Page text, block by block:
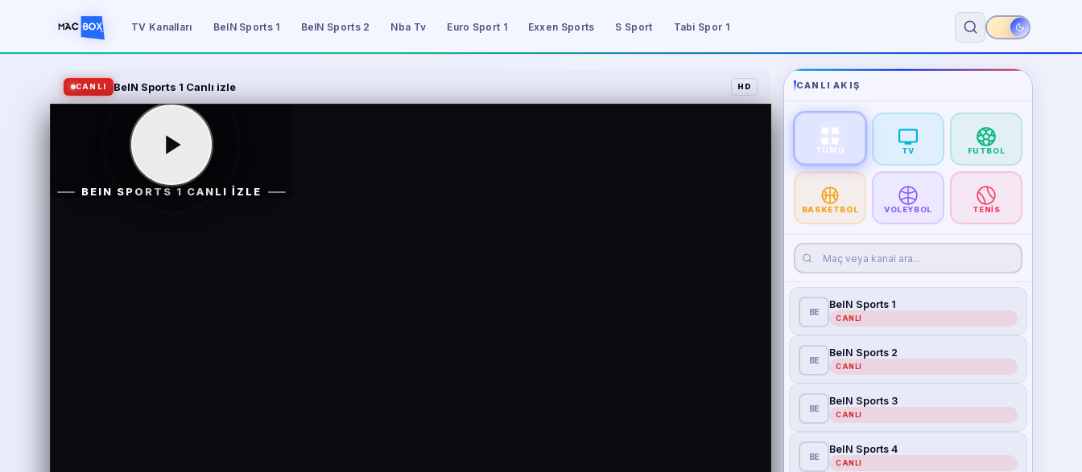
TV Kanalları BeIN Sports 1 BeIN Sports 2 Nba Tv Euro Sport 1 Exxen Sports S Sport Tabi Spor 1
CANLI BeIN Sports 1 Canlı izle HD
BEIN SPORTS 1 CANLI IZLE
CANLI AKIŞ
TÜMÜ TV FUTBOL
BASKETBOL VOLEYBOL TENIS
BE
BeIN Sports 1
CANLI
BE
BeIN Sports 2
CANLI
BE
BeIN Sports 3
CANLI
BE
BeIN Sports 4
CANLI